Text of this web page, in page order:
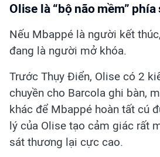
Olise là “bộ não mềm”
Nếu Mbappé là người kết
đang là người mở khóa.
Trước Thụy Điển, Olise có 2
chuyền cho Barcola ghi bàn,
khác để Mbappé hoàn tất cú
lý của Olise tạo cảm giác rất
sát thương lại cực cao.